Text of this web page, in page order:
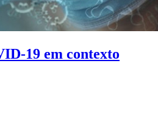
19 em contexto